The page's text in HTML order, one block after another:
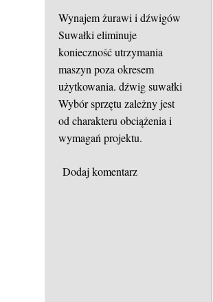
Wynajem żurawi i dźwigów
Suwałki eliminuje
konieczność utrzymania
maszyn poza okresem
użytkowania. dźwig suwałki
Wybór sprzętu zależny jest
od charakteru obciążenia i
wymagań projektu.
Dodaj komentarz